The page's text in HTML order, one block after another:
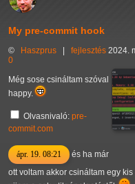
My pre-commit hook
© Haszprus fejlesztés 2024.
0
Még sose csináltam szóval
happy.
Olvasnivaló: pre-
commit.com
ápr. 19. 08:21
és ha már
ott voltam akkor csináltam egy